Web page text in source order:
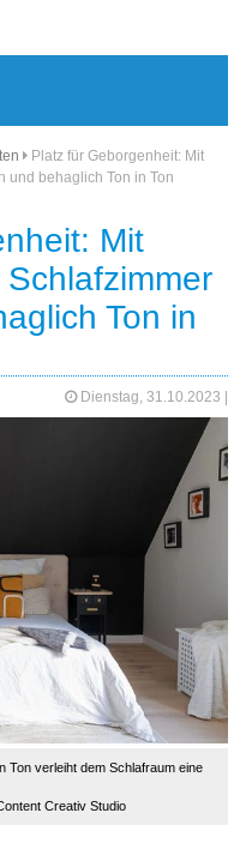
Platz für Geborgenheit: Mit
und behaglich Ton in Ton
Mit
Ton in
Dienstag, 31.10.2023
Ton verleiht dem Schlafraum eine
Creativ Studio